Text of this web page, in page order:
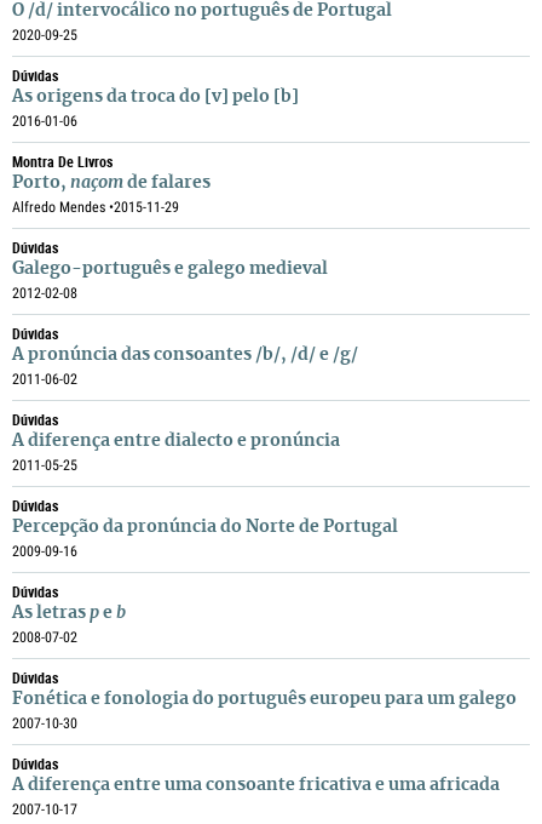
O /d/ intervocálico no português de Portugal
2020-09-25
Dúvidas
As origens da troca do [v] pelo [b]
2016-01-06
Montra De Livros
Porto, naçom de falares
Alfredo Mendes •2015-11-29
Dúvidas
Galego-português e galego medieval
2012-02-08
Dúvidas
A pronúncia das consoantes /b/, /d/ e /g/
2011-06-02
Dúvidas
A diferença entre dialecto e pronúncia
2011-05-25
Dúvidas
Percepção da pronúncia do Norte de Portugal
2009-09-16
Dúvidas
As letras p e b
2008-07-02
Dúvidas
Fonética e fonologia do português europeu para um galego
2007-10-30
Dúvidas
A diferença entre uma consoante fricativa e uma africada
2007-10-17